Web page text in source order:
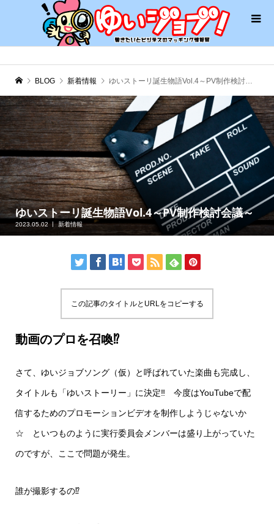
BLOG 新着情報 ゆいストーリ誕生物語Vol.4～PV制作検討会議～
ゆいストーリ誕生物語Vol.4～PV制作検討会議～
2023.05.02 新着情報
この記事のタイトルとURLをコピーする
動画のプロを召喚⁉
さて、ゆいジョブソング（仮）と呼ばれていた楽曲も完成し、
タイトルも「ゆいストーリー」に決定‼ 今度はYouTubeで配
信するためのプロモーションビデオを制作しようじゃないか
☆ といつものように実行委員会メンバーは盛り上がっていた
のですが、ここで問題が発生。
誰が撮影するの⁉